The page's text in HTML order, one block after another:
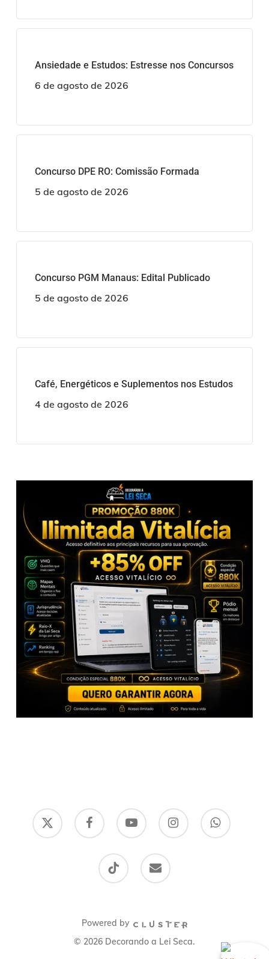
Ansiedade e Estudos: Estresse nos Concursos
6 de agosto de 2026
Concurso DPE RO: Comissão Formada
5 de agosto de 2026
Concurso PGM Manaus: Edital Publicado
5 de agosto de 2026
Café, Energéticos e Suplementos nos Estudos
4 de agosto de 2026
x-
twitter
facebook youtube instagram whatsapp
tiktok email
Powered by
© 2026 Decorando a Lei Seca.